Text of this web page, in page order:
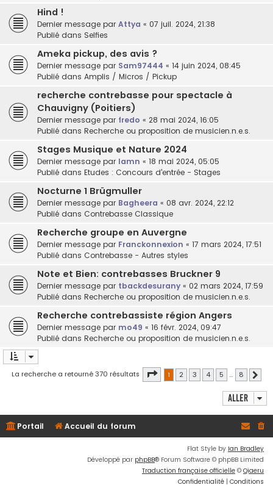
Hind !
Dernier message par Attya « 07 juil. 2024, 21:38
Publié dans Selfies
Ameka pickup, des avis ?
Dernier message par Sam97444 « 14 juin 2024, 08:45
Publié dans Amplis / Micros / Pickup
recherche contrebasse pour spectacle à
Chauvigny (Poitiers)
Dernier message par fredo « 28 mai 2024, 16:05
Publié dans Recherche ou proposition de musicien.n.e.s.
Stages Musique et Nature 2024
Dernier message par lamn « 18 mai 2024, 05:05
Publié dans Etudes : Concours d'entrée - Stages
Nocturne 1 Brügmuller
Dernier message par Bagheera « 08 avr. 2024, 22:12
Publié dans Contrebasse Classique
Recherche groupe en Auvergne
Dernier message par Franckonnexion « 17 mars 2024, 17:51
Publié dans Contrebasse - Autres styles
Note et Bien: contrebasses Bruckner 9
Dernier message par tbackdesurany « 02 mars 2024, 17:59
Publié dans Recherche ou proposition de musicien.n.e.s.
Recherche contrebassiste région Angers
Dernier message par mo49 « 16 févr. 2024, 09:47
Publié dans Recherche ou proposition de musicien.n.e.s.
La recherche a retourné 370 résultats Page 1sur8
1 2 3 4 5 … 8
Aller
Portail Accueil du forum
Flat Style by Ian Bradley
Développé par phpBB® Forum Software © phpBB Limited
Traduction française officielle © Qiaeru
Confidentialité | Conditions